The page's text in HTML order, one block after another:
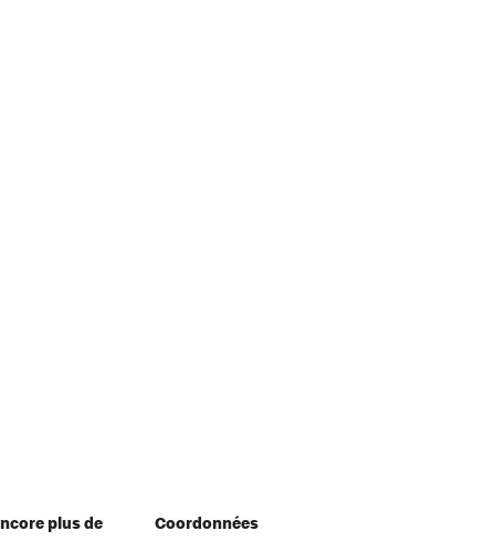
plus de
Coordonnées